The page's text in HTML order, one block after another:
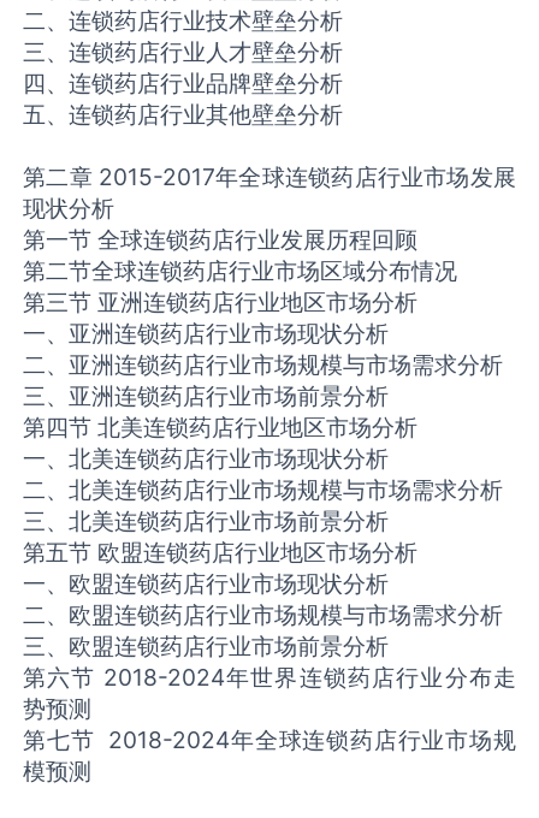
二、连锁药店行业技术壁垒分析
三、连锁药店行业人才壁垒分析
四、连锁药店行业品牌壁垒分析
五、连锁药店行业其他壁垒分析
第二章 2015-2017年全球连锁药店行业市场发展
现状分析
第一节 全球连锁药店行业发展历程回顾
第二节全球连锁药店行业市场区域分布情况
第三节 亚洲连锁药店行业地区市场分析
一、亚洲连锁药店行业市场现状分析
二、亚洲连锁药店行业市场规模与市场需求分析
三、亚洲连锁药店行业市场前景分析
第四节 北美连锁药店行业地区市场分析
一、北美连锁药店行业市场现状分析
二、北美连锁药店行业市场规模与市场需求分析
三、北美连锁药店行业市场前景分析
第五节 欧盟连锁药店行业地区市场分析
一、欧盟连锁药店行业市场现状分析
二、欧盟连锁药店行业市场规模与市场需求分析
三、欧盟连锁药店行业市场前景分析
第六节 2018-2024年世界连锁药店行业分布走
势预测
第七节 2018-2024年全球连锁药店行业市场规
模预测